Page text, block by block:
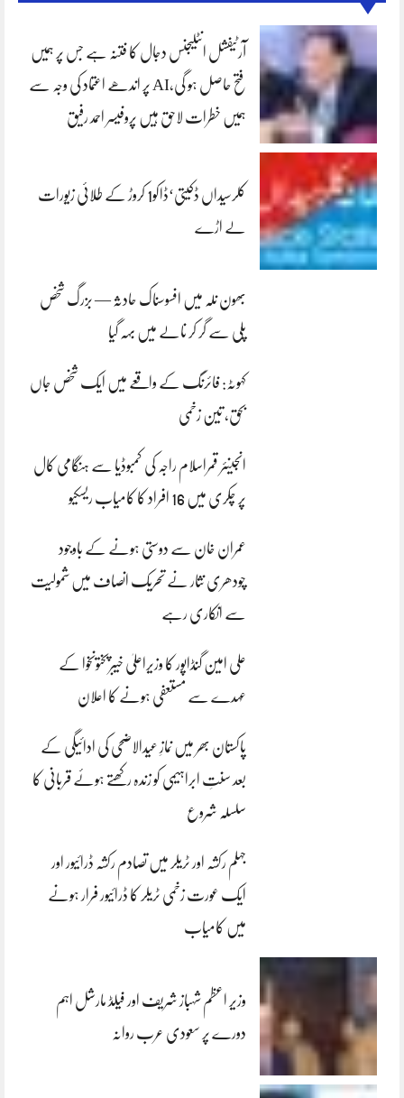
آرٹیفشل انٹلیجنس دجال کا فتنہ ہے جس پر ہمیں
فتح حاصل ہو گی،AI پر اندھے اعتماد کی وجہ سے
ہمیں خطرات لاحق ہیں پروفیسر احمد رفیق
کلرسیداں ڈکیتی‘ڈاکو1 کروڑ کے طلائی زیورات
لے اڑے
بھون نلہ میں افسوسناک حادثہ — بزرگ شخص
پلی سے گر کر نالے میں بہہ گیا
کہوٹہ: فائرنگ کے واقعے میں ایک شخص جاں
بحق، تین زخمی
انجینئر قمراسلام راجہ کی کمبوڈیا سے ہنگامی کال
پر چکری میں 16 افراد کا کامیاب ریسکیو
عمران خان سے دوستی ہونے کے باوجود
چودھری نثار نے تحریک انصاف میں شمولیت
سے انکاری رہے
علی امین گنڈاپور کا وزیراعلیٰ خیبرپختونخوا کے
عہدے سے مستعفی ہونے کا اعلان
پاکستان بھر میں نمازِ عیدالاضحی کی ادائیگی کے
بعد سنتِ ابراہیمی کو زندہ رکھتے ہوئے قربانی کا
سلسلہ شروع
جہلم رکشہ اور ٹریلر میں تصادم رکشہ ڈرائیور اور
ایک عورت زخمی ٹریلر کا ڈرائیور فرار ہونے
میں کامیاب
وزیر اعظم شہباز شریف اور فیلڈ مارشل اہم
دورے پر سعودی عرب روانہ